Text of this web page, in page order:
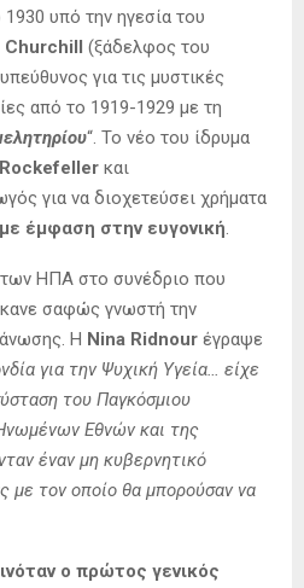
υπό την ηγεσία του
Churchill (ξάδελφος του
για τις μυστικές
από το 1919-1929 με τη
“. Το νέο του ίδρυμα
Rockefeller και
για να διοχετεύσει χρήματα
με έμφαση στην ευγονική
των ΗΠΑ στο συνέδριο που
σαφώς γνωστή την
Η Nina Ridnour έγραψε
για την Ψυχική Υγεία… είχε
του Παγκόσμιου
Εθνών και της
έναν μη κυβερνητικό
με τον οποίο θα μπορούσαν να
ο πρώτος γενικός